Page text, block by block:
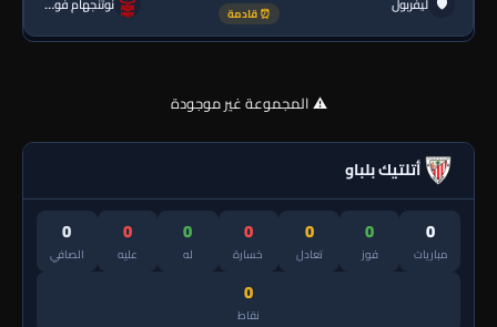
ليفربول ⏰ قادمة نوتنجهام فورست
⚠️ المجموعة غير موجودة
أتلتيك بلباو
0
مباريات
0
فوز
0
تعادل
0
خسارة
0
له
0
عليه
0
الصافي
0
نقاط